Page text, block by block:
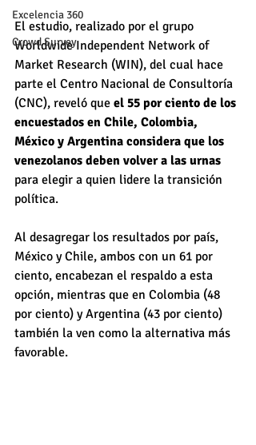
Excelencia 360
Crowd Survey
El estudio, realizado por el grupo
Worldwide Independent Network of
Market Research (WIN), del cual hace
parte el Centro Nacional de Consultoría
(CNC), reveló que el 55 por ciento de los
encuestados en Chile, Colombia,
México y Argentina considera que los
venezolanos deben volver a las urnas
para elegir a quien lidere la transición
política.
Al desagregar los resultados por país,
México y Chile, ambos con un 61 por
ciento, encabezan el respaldo a esta
opción, mientras que en Colombia (48
por ciento) y Argentina (43 por ciento)
también la ven como la alternativa más
favorable.